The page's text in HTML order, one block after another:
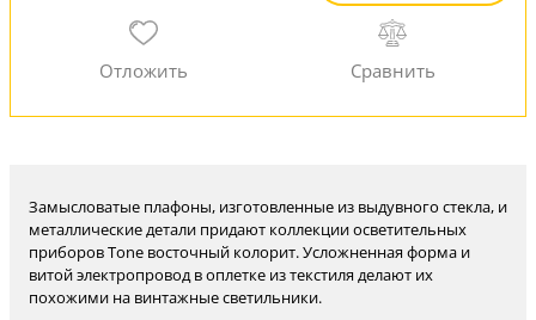
Замысловатые плафоны, изготовленные из выдувного стекла, и
металлические детали придают коллекции осветительных
приборов Tone восточный колорит. Усложненная форма и
витой электропровод в оплетке из текстиля делают их
похожими на винтажные светильники.